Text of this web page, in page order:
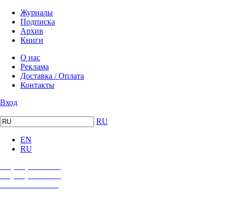
Журналы
Подписка
Архив
Книги
О нас
Реклама
Доставка / Оплата
Контакты
Вход
RU
EN
RU